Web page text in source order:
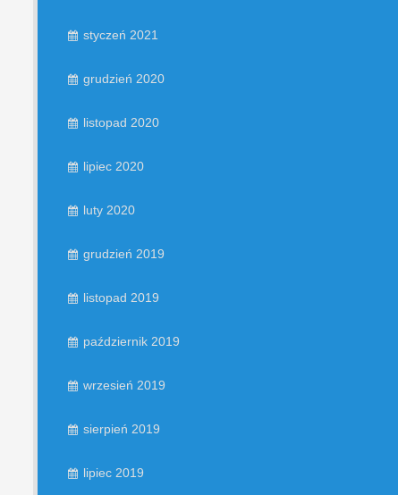
styczeń 2021
grudzień 2020
listopad 2020
lipiec 2020
luty 2020
grudzień 2019
listopad 2019
październik 2019
wrzesień 2019
sierpień 2019
lipiec 2019